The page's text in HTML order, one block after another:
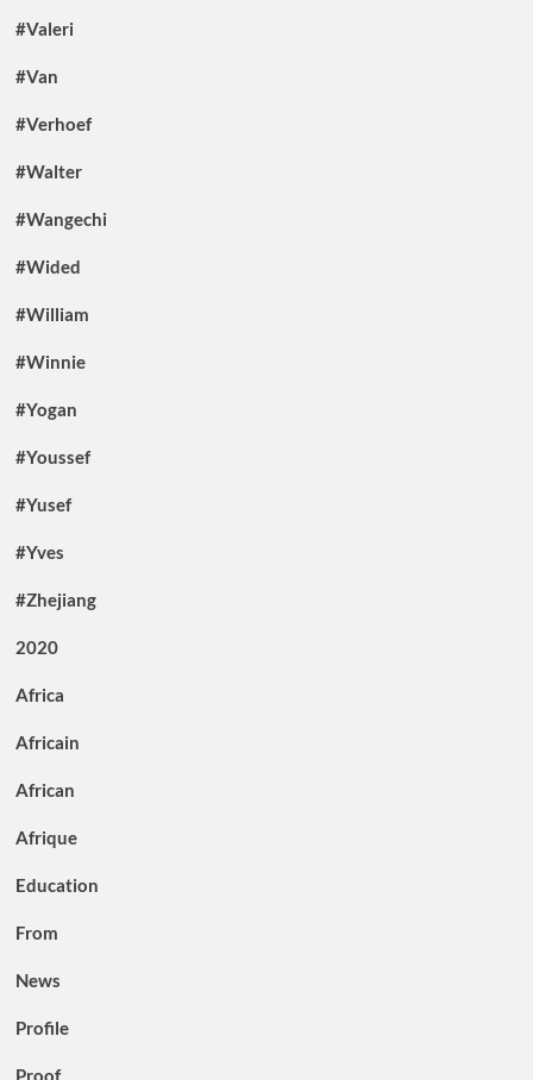
#Valeri
#Van
#Verhoef
#Walter
#Wangechi
#Wided
#William
#Winnie
#Yogan
#Youssef
#Yusef
#Yves
#Zhejiang
2020
Africa
Africain
African
Afrique
Education
From
News
Profile
Proof